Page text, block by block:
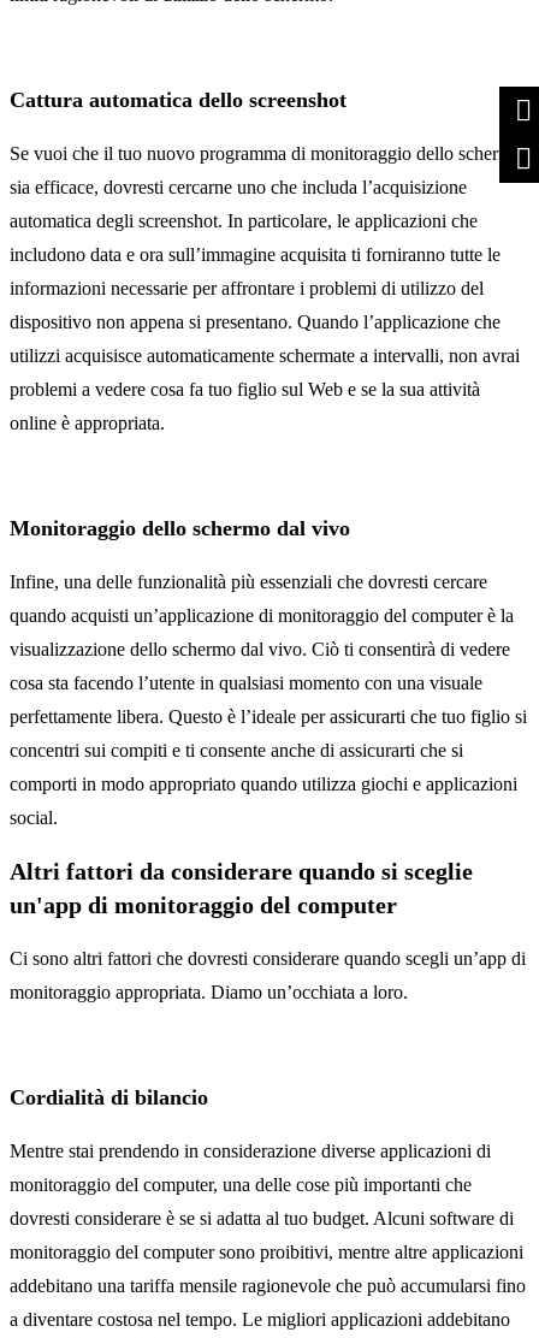
Cattura automatica dello screenshot
Se vuoi che il tuo nuovo programma di monitoraggio dello schermo
sia efficace, dovresti cercarne uno che includa l’acquisizione
automatica degli screenshot. In particolare, le applicazioni che
includono data e ora sull’immagine acquisita ti forniranno tutte le
informazioni necessarie per affrontare i problemi di utilizzo del
dispositivo non appena si presentano. Quando l’applicazione che
utilizzi acquisisce automaticamente schermate a intervalli, non avrai
problemi a vedere cosa fa tuo figlio sul Web e se la sua attività
online è appropriata.
Monitoraggio dello schermo dal vivo
Infine, una delle funzionalità più essenziali che dovresti cercare
quando acquisti un’applicazione di monitoraggio del computer è la
visualizzazione dello schermo dal vivo. Ciò ti consentirà di vedere
cosa sta facendo l’utente in qualsiasi momento con una visuale
perfettamente libera. Questo è l’ideale per assicurarti che tuo figlio si
concentri sui compiti e ti consente anche di assicurarti che si
comporti in modo appropriato quando utilizza giochi e applicazioni
social.
Altri fattori da considerare quando si sceglie
un'app di monitoraggio del computer
Ci sono altri fattori che dovresti considerare quando scegli un’app di
monitoraggio appropriata. Diamo un’occhiata a loro.
Cordialità di bilancio
Mentre stai prendendo in considerazione diverse applicazioni di
monitoraggio del computer, una delle cose più importanti che
dovresti considerare è se si adatta al tuo budget. Alcuni software di
monitoraggio del computer sono proibitivi, mentre altre applicazioni
addebitano una tariffa mensile ragionevole che può accumularsi fino
a diventare costosa nel tempo. Le migliori applicazioni addebitano